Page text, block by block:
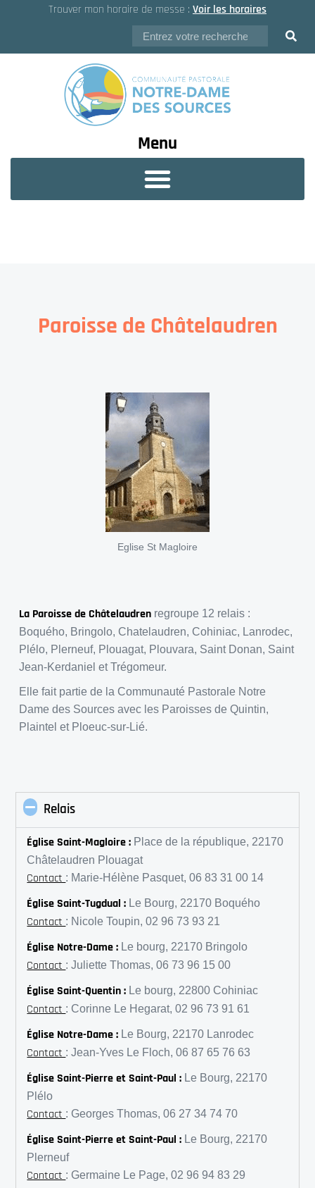
Trouver mon horaire de messe : Voir les horaires
Menu
Paroisse de Châtelaudren
Eglise St Magloire
La Paroisse de Châtelaudren regroupe 12 relais :
Boquého, Bringolo, Chatelaudren, Cohiniac, Lanrodec,
Plélo, Plerneuf, Plouagat, Plouvara, Saint Donan, Saint
Jean-Kerdaniel et Trégomeur.
Elle fait partie de la Communauté Pastorale Notre
Dame des Sources avec les Paroisses de Quintin,
Plaintel et Ploeuc-sur-Lié.
Relais
Église Saint-Magloire : Place de la république, 22170
Châtelaudren Plouagat
Contact : Marie-Hélène Pasquet, 06 83 31 00 14
Église Saint-Tugdual : Le Bourg, 22170 Boquého
Contact : Nicole Toupin, 02 96 73 93 21
Église Notre-Dame : Le bourg, 22170 Bringolo
Contact : Juliette Thomas, 06 73 96 15 00
Église Saint-Quentin : Le bourg, 22800 Cohiniac
Contact : Corinne Le Hegarat, 02 96 73 91 61
Église Notre-Dame : Le Bourg, 22170 Lanrodec
Contact : Jean-Yves Le Floch, 06 87 65 76 63
Église Saint-Pierre et Saint-Paul : Le Bourg, 22170
Plélo
Contact : Georges Thomas, 06 27 34 74 70
Église Saint-Pierre et Saint-Paul : Le Bourg, 22170
Plerneuf
Contact : Germaine Le Page, 02 96 94 83 29